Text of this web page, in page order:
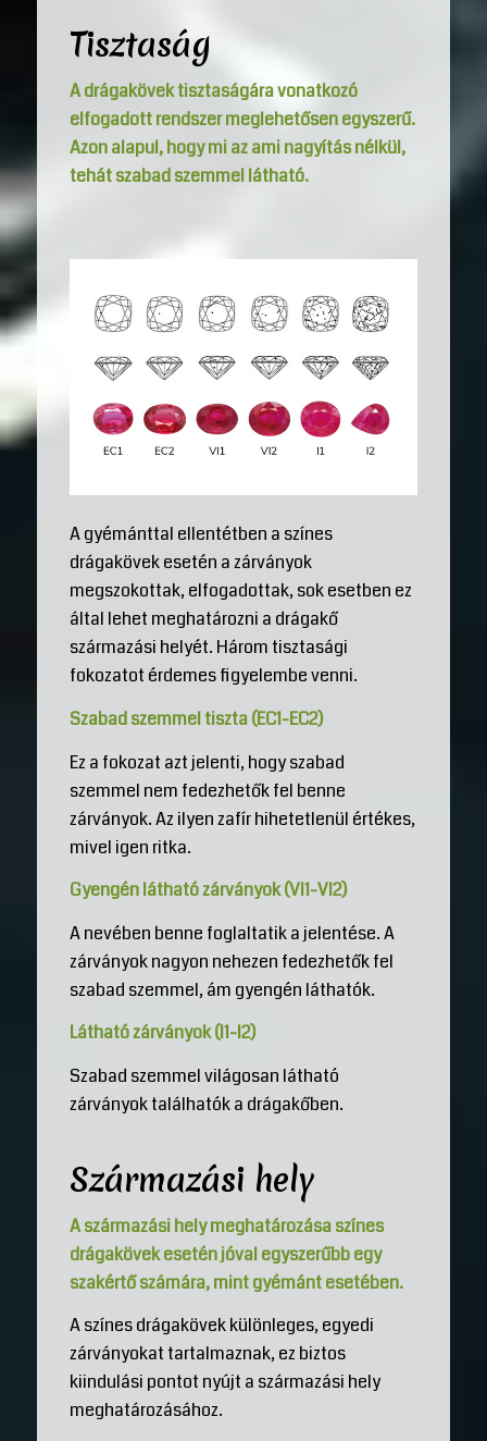
Tisztaság
A drágakövek tisztaságára vonatkozó
elfogadott rendszer meglehetősen egyszerű.
Azon alapul, hogy mi az ami nagyítás nélkül,
tehát szabad szemmel látható.
A gyémánttal ellentétben a színes
drágakövek esetén a zárványok
megszokottak, elfogadottak, sok esetben ez
által lehet meghatározni a drágakő
származási helyét. Három tisztasági
fokozatot érdemes figyelembe venni.
Szabad szemmel tiszta (EC1-EC2)
Ez a fokozat azt jelenti, hogy szabad
szemmel nem fedezhetők fel benne
zárványok. Az ilyen zafír hihetetlenül értékes,
mivel igen ritka.
Gyengén látható zárványok (VI1-VI2)
A nevében benne foglaltatik a jelentése. A
zárványok nagyon nehezen fedezhetők fel
szabad szemmel, ám gyengén láthatók.
Látható zárványok (I1-I2)
Szabad szemmel világosan látható
zárványok találhatók a drágakőben.
Származási hely
A származási hely meghatározása színes
drágakövek esetén jóval egyszerűbb egy
szakértő számára, mint gyémánt esetében.
A színes drágakövek különleges, egyedi
zárványokat tartalmaznak, ez biztos
kiindulási pontot nyújt a származási hely
meghatározásához.